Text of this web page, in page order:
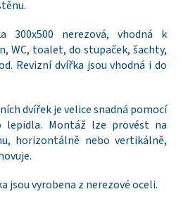
300x500 nerezová, vhodná k
WC, toalet, do stupaček, šachty,
Revizní dvířka jsou vhodná i do
dvířek je velice snadná pomocí
lepidla. Montáž lze provést na
horizontálně nebo vertikálně,
jsou vyrobena z nerezové oceli.